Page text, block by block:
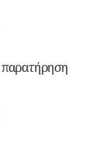
παρατήρηση